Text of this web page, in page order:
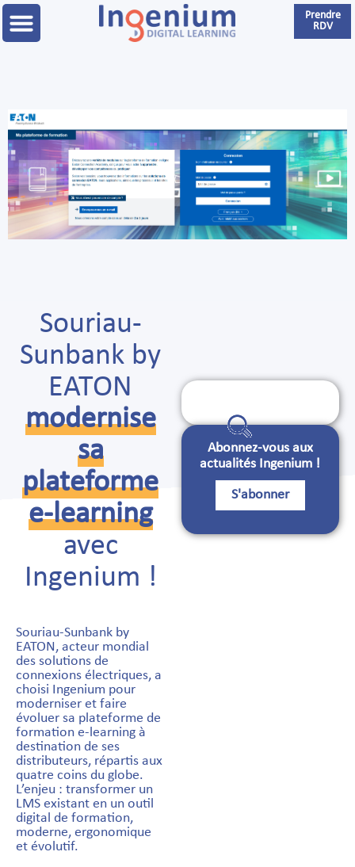
Prendre
RDV
Souriau-
Sunbank by
EATON
modernise
sa
plateforme
e-learning
avec
Ingenium !
Souriau-Sunbank by
EATON, acteur mondial
des solutions de
connexions électriques, a
choisi Ingenium pour
moderniser et faire
évoluer sa plateforme de
formation e-learning à
destination de ses
distributeurs, répartis aux
quatre coins du globe.
L’enjeu : transformer un
LMS existant en un outil
digital de formation,
moderne, ergonomique
et évolutif.
Abonnez-vous aux
actualités Ingenium !
S'abonner